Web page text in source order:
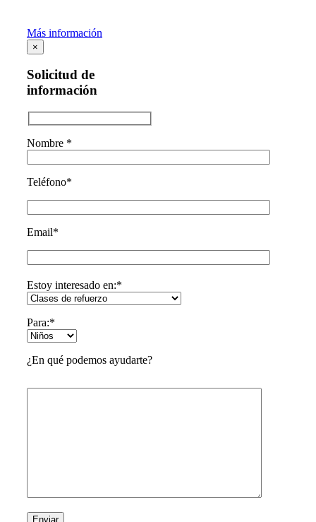
Más información
×
Solicitud de
información
Nombre *
Teléfono*
Email*
Estoy interesado en:*
Para:*
¿En qué podemos ayudarte?